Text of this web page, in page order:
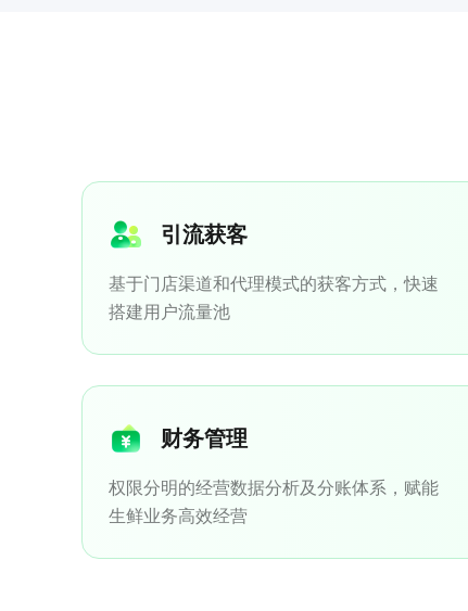
引流获客
基于门店渠道和代理模式的获客方式，快速
搭建用户流量池
财务管理
权限分明的经营数据分析及分账体系，赋能
生鲜业务高效经营